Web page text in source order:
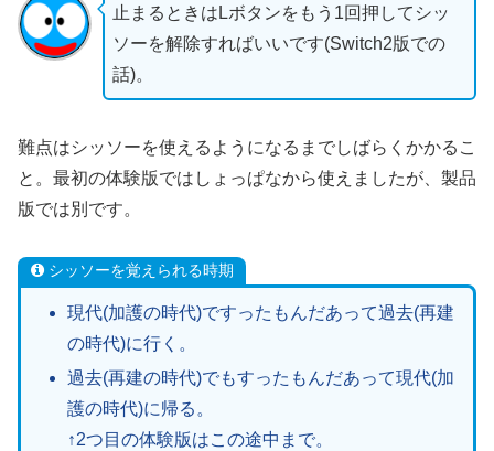
止まるときはLボタンをもう1回押してシッ
ソーを解除すればいいです(Switch2版での
話)。
難点はシッソーを使えるようになるまでしばらくかかるこ
と。最初の体験版ではしょっぱなから使えましたが、製品
版では別です。
シッソーを覚えられる時期
現代(加護の時代)ですったもんだあって過去(再建
の時代)に行く。
過去(再建の時代)でもすったもんだあって現代(加
護の時代)に帰る。
↑2つ目の体験版はこの途中まで。